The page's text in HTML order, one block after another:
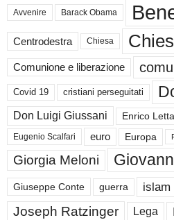
Avvenire Barack Obama
Centrodestra Chiesa
Comunione e liberazione
Covid 19 cristiani perseguitati
Don Luigi Giussani Enrico Letta
Eugenio Scalfari euro Europa
Giorgia Meloni
Giuseppe Conte guerra islam
Joseph Ratzinger Lega